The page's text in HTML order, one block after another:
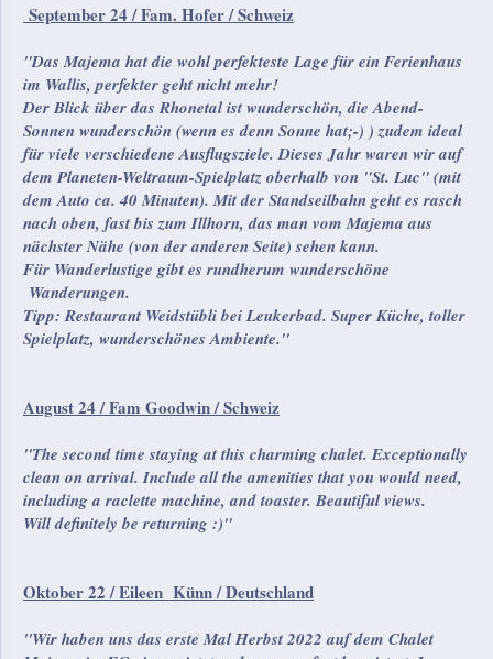
September 24 / Fam. Hofer / Schweiz
"Das Majema hat die wohl perfekteste Lage für ein Ferienhaus
im Wallis, perfekter geht nicht mehr!
Der Blick über das Rhonetal ist wunderschön, die Abend-
Sonnen wunderschön (wenn es denn Sonne hat;-) ) zudem ideal
für viele verschiedene Ausflugsziele. Dieses Jahr waren wir auf
dem Planeten-Weltraum-Spielplatz oberhalb von "St. Luc" (mit
dem Auto ca. 40 Minuten). Mit der Standseilbahn geht es rasch
nach oben, fast bis zum Illhorn, das man vom Majema aus
nächster Nähe (von der anderen Seite) sehen kann.
Für Wanderlustige gibt es rundherum wunderschöne
Wanderungen.
Tipp: Restaurant Weidstübli bei Leukerbad. Super Küche, toller
Spielplatz, wunderschönes Ambiente."
August 24 / Fam Goodwin / Schweiz
"The second time staying at this charming chalet. Exceptionally
clean on arrival. Include all the amenities that you would need,
including a raclette machine, and toaster. Beautiful views.
Will definitely be returning :)"
Oktober 22 / Eileen Künn / Deutschland
"Wir haben uns das erste Mal Herbst 2022 auf dem Chalet